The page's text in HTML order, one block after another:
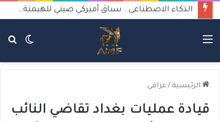
الذكاء الاصطناعي.. سباق أميركي صيني للهيمنة يثير القلق
الوضع
القائمة
الرئيسية / عراقي
قيادة عمليات بغداد تقاضي النائب